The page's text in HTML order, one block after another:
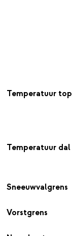
Temperatuur top
Temperatuur dal
Sneeuwvalgrens
Vorstgrens